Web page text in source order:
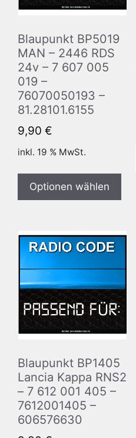
Blaupunkt BP5019
MAN – 2446 RDS
24v – 7 607 005
019 –
76070050193 –
81.28101.6155
9,90 €
inkl. 19 % MwSt.
Optionen wählen
Blaupunkt BP1405
Lancia Kappa RNS2
– 7 612 001 405 –
7612001405 –
606576630